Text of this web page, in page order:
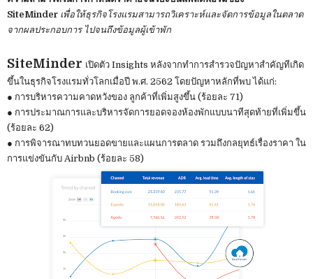
SiteMinder เพื่อให้ธุรกิจโรงแรมสามารถวิเคราะห์และจัดการข้อมูลในตลาด
จากผลประกอบการ ไปจนถึงข้อมูลผู้เข้าพัก
SiteMinder เปิดตัว Insights หลังจากทำการสำรวจปัญหาสำคัญทีเกิด
ขึ้นในธุรกิจโรงแรมทั่วโลกเมื่อปี พ.ศ. 2562 โดยปัญหาหลักที่พบ ได้แก่:
● การบริหารความคาดหวังของ ลูกค้าที่เพิ่มสูงขึ้น (ร้อยละ 71)
● การประมาณการและบริหารจัดการยอดจองห้องพักแบบนาทีสุดท้ายที่เพิ่มขึ้น
(ร้อยละ 62)
● การพิจารณาทบทวนยอดขายและแผนการตลาด รวมถึงกลยุทธ์เรื่องราคา ใน
การแข่งขันกับ Airbnb (ร้อยละ 58)